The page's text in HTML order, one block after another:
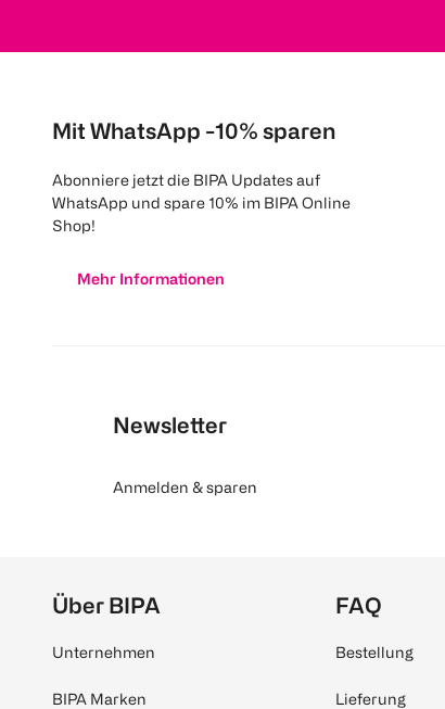
Mit WhatsApp -10% sparen
Abonniere jetzt die BIPA Updates auf
WhatsApp und spare 10% im BIPA Online
Shop!
Mehr Informationen
Newsletter
Anmelden & sparen
Über BIPA
Unternehmen
BIPA Marken
FAQ
Bestellung
Lieferung